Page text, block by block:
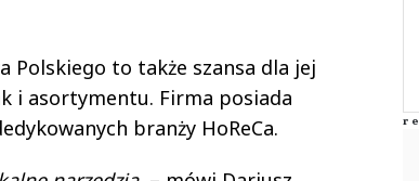
Polskiego to także szansa dla jej
i asortymentu. Firma posiada
branży HoReCa.